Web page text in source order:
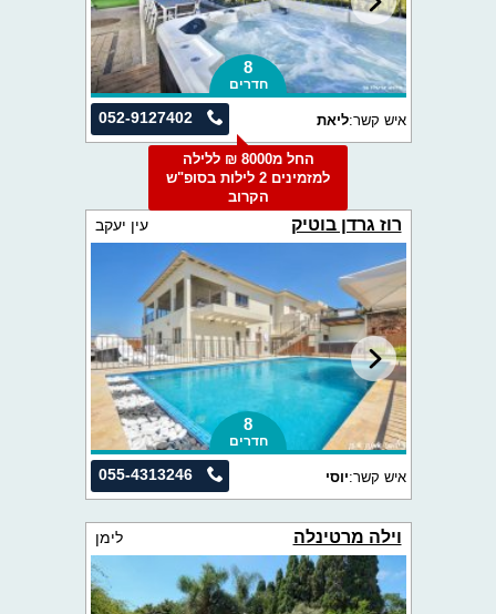
8
חדרים
052-9127402 איש קשר:ליאת
החל מ8000 ₪ ללילה
למזמינים 2 לילות בסופ"ש
הקרוב
רוז גרדן בוטיק עין יעקב
8
חדרים
055-4313246 איש קשר:יוסי
וילה מרטינלה לימן